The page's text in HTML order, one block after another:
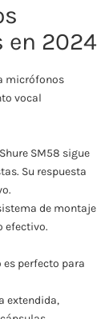
en 2024
micrófonos
vocal
SM58 sigue
Su respuesta
de montaje
efectivo.
perfecto para
extendida,